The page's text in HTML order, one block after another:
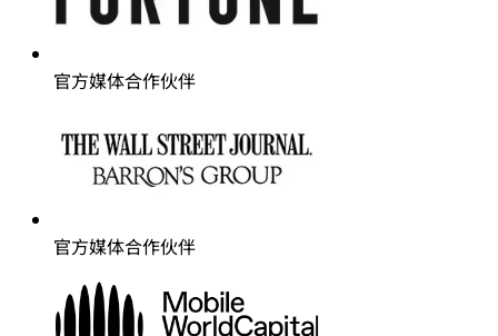
官方媒体合作伙伴
官方媒体合作伙伴